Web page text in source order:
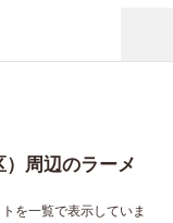
周辺のラーメ
を一覧で表示していま